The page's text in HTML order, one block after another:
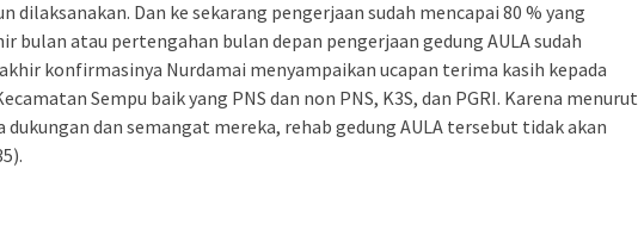
dilaksanakan. Dan ke sekarang pengerjaan sudah mencapai 80 % yang
bulan atau pertengahan bulan depan pengerjaan gedung AULA sudah
konfirmasinya Nurdamai menyampaikan ucapan terima kasih kepada
Sempu baik yang PNS dan non PNS, K3S, dan PGRI. Karena menurut
dukungan dan semangat mereka, rehab gedung AULA tersebut tidak akan